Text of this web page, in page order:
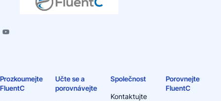
Prozkoumejte
FluentC
Učte se a
porovnávejte
Společnost
Kontaktujte
Porovnejte
FluentC